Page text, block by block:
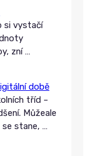
si vystačí
zní…
době
tříd –
Můžeale
stane, …